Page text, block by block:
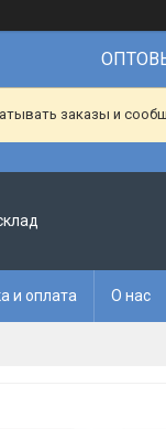
заказы и
и оплата О нас